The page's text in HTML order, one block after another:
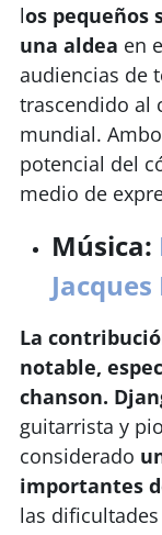
los pequeños
una aldea en
audiencias de
trascendido al
mundial.
potencial del
medio de
Música:
La
notable,
chanson.
guitarrista y
considerado
importantes
las